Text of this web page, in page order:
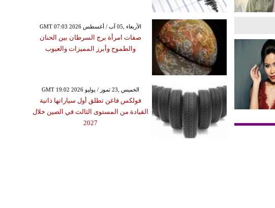
GMT 07:03 2026 الأربعاء ,05 آب / أغسطس
صفات امرأة برج السرطان بين الحنان
والطموح وأبرز المميزات والعيوب
GMT 19:02 2026 الخميس ,23 تموز / يوليو
فولكس فاغن تطلق أول سياراتها ذاتية
القيادة من المستوى الثالث في الصين خلال
2027